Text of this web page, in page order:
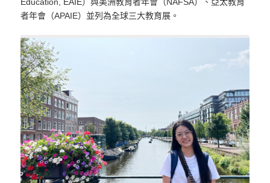
者年會（APAIE）並列為全球三大教育展。